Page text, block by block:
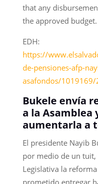
that any
the approved budget.
EDH:
https://
de-pensiones-afp-
asafondos/
Bukele envía
a la Asamblea
aumentarla a
El presidente Nayib
por medio de un tuit,
Legislativa la
prometido entregar